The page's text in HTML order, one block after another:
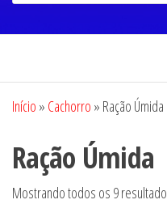
Início » Cachorro » Ração Úmida
Ração Úmida
Mostrando todos os 9